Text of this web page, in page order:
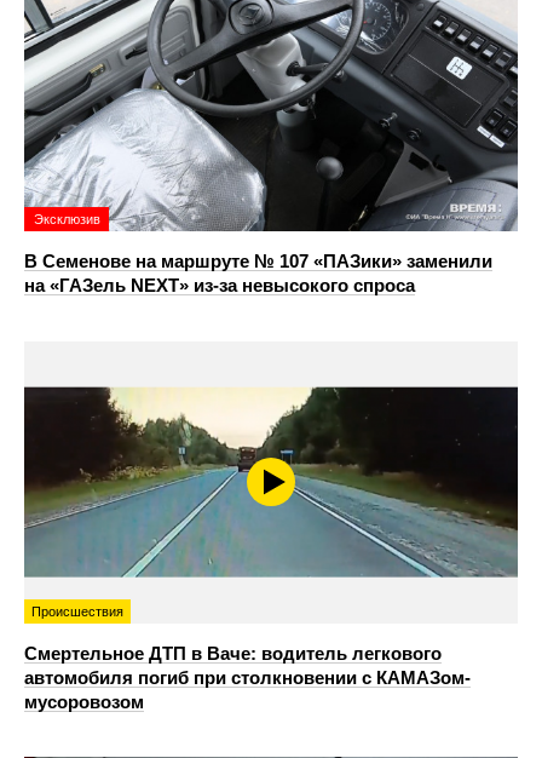
Эксклюзив
В Семенове на маршруте № 107 «ПАЗики» заменили
на «ГАЗель NEXT» из‑за невысокого спроса
Происшествия
Смертельное ДТП в Ваче: водитель легкового
автомобиля погиб при столкновении с КАМАЗом-
мусоровозом